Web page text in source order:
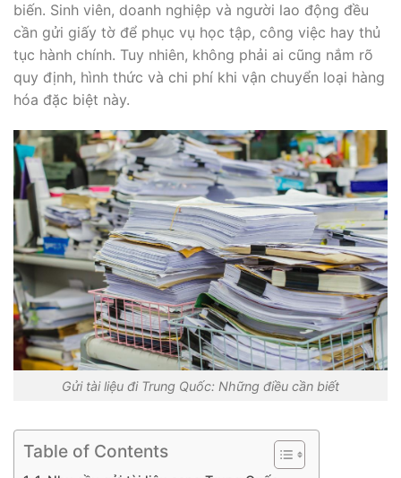
biến. Sinh viên, doanh nghiệp và người lao động đều
cần gửi giấy tờ để phục vụ học tập, công việc hay thủ
tục hành chính. Tuy nhiên, không phải ai cũng nắm rõ
quy định, hình thức và chi phí khi vận chuyển loại hàng
hóa đặc biệt này.
Gửi tài liệu đi Trung Quốc: Những điều cần biết
Table of Contents